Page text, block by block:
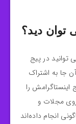
توان دید؟
توانید در پیج
جا به اشتراک
اینستاگرامش را
مجلات و
انجام داده‌اند